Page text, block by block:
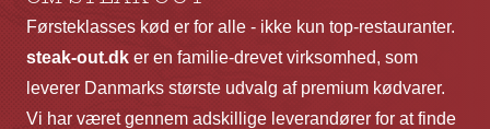
Førsteklasses kød er for alle - ikke kun top-restauranter.
steak-out.dk er en familie-drevet virksomhed, som
leverer Danmarks største udvalg af premium kødvarer.
Vi har været gennem adskillige leverandører for at finde